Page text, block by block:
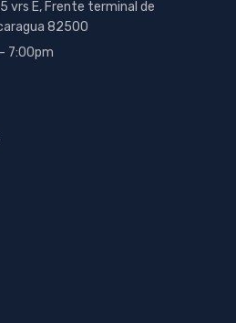
vrs E, Frente terminal de
82500
7:00pm